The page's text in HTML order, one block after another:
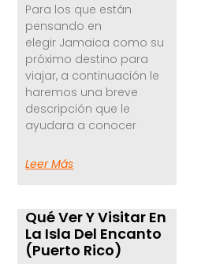
Para los que están
pensando en
elegir Jamaica como su
próximo destino para
viajar, a continuación le
haremos una breve
descripción que le
ayudara a conocer
Leer Más
Qué Ver Y Visitar En
La Isla Del Encanto
(Puerto Rico)